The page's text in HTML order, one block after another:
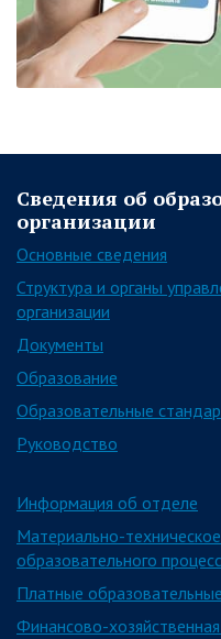
Сведения об
организации
Основные сведения
Структура и органы
организации
Документы
Образование
Образовательные
Руководство
Информация об отделе
Материально-
образовательного
Платные образовательные
Финансово-